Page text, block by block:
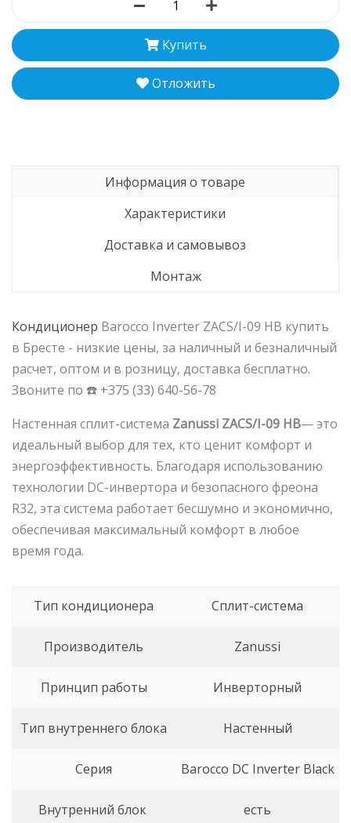
Купить
Отложить
Информация о товаре
Характеристики
Доставка и самовывоз
Монтаж
Кондиционер Barocco Inverter ZACS/I-09 HB купить
в Бресте - низкие цены, за наличный и безналичный
расчет, оптом и в розницу, доставка бесплатно.
Звоните по ☎️ +375 (33) 640-56-78
Настенная сплит-система Zanussi ZACS/I-09 HB— это
идеальный выбор для тех, кто ценит комфорт и
энергоэффективность. Благодаря использованию
технологии DC-инвертора и безопасного фреона
R32, эта система работает бесшумно и экономично,
обеспечивая максимальный комфорт в любое
время года.
Тип кондиционера Сплит-система
Производитель Zanussi
Принцип работы Инверторный
Тип внутреннего блока Настенный
Серия Barocco DC Inverter Black
Внутренний блок есть